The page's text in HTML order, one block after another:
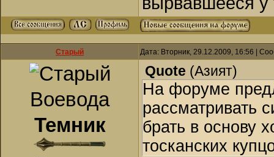
Старый Дата: Вторник, 29.12.2009, 16:56 |
Воевода
Темник
Quote (Азият)
На форуме
рассматривать
брать в основу
тосканских